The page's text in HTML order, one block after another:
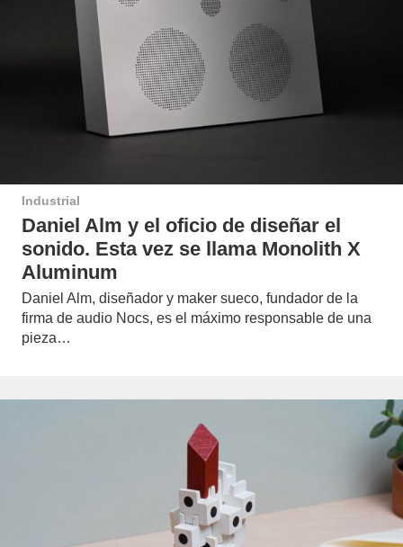
Industrial
Daniel Alm y el oficio de diseñar el
sonido. Esta vez se llama Monolith X
Aluminum
Daniel Alm, diseñador y maker sueco, fundador de la
firma de audio Nocs, es el máximo responsable de una
pieza…